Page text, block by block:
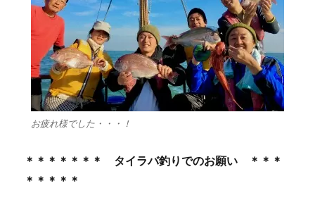
お疲れ様でした・・・！
＊＊＊＊＊＊＊ タイラバ釣りでのお願い ＊＊＊
＊＊＊＊＊